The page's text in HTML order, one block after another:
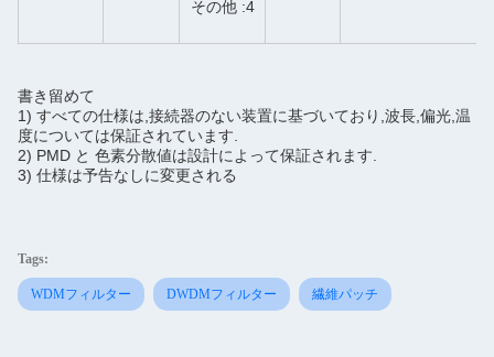
4: その他
書き留めて
1) すべての仕様は,接続器のない装置に基づいており,波長,偏光,温
度については保証されています.
2) PMD と 色素分散値は設計によって保証されます.
3) 仕様は予告なしに変更される
Tags:
WDMフィルター DWDMフィルター 繊維パッチ